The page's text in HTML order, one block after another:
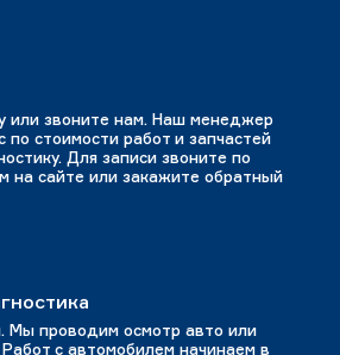
или звоните нам. Наш менеджер
по стоимости работ и запчастей
Для записи звоните по
на сайте или закажите обратный
Мы проводим осмотр авто или
с автомобилем начинаем в